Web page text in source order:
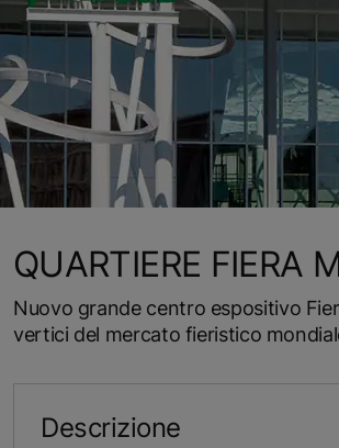
QUARTIERE FIERA
Nuovo grande centro espositivo
vertici del mercato fieristico
Descrizione